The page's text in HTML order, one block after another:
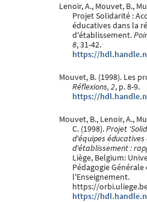
Lenoir, A., Mouvet, B.,
Projet Solidarité :
éducatives dans la
d'établissement.
8, 31-42.
https://
Mouvet, B. (1998). Les
Réflexions, 2, p. 8-9.
https://
Mouvet, B., Lenoir, A.,
C. (1998).Projet
d'équipes
d'établissement :
Liège, Belgium:
Pédagogie
l'Enseignement.
https://
https://